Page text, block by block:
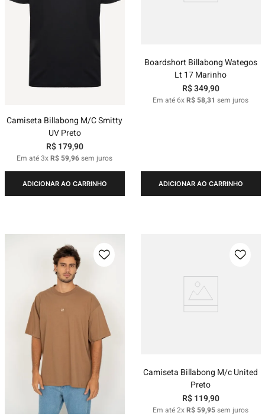
Camiseta Billabong M/C Smitty
UV Preto
R$ 179,90
Em até3xR$ 59,96sem juros
ADICIONAR AO CARRINHO
Boardshort Billabong Wategos
Lt 17 Marinho
R$349,90
Em até6xR$ 58,31 sem juros
ADICIONAR AO CARRINHO
Camiseta Billabong M/c United
Preto
R$ 119,90
Em até2xR$ 59,95sem juros